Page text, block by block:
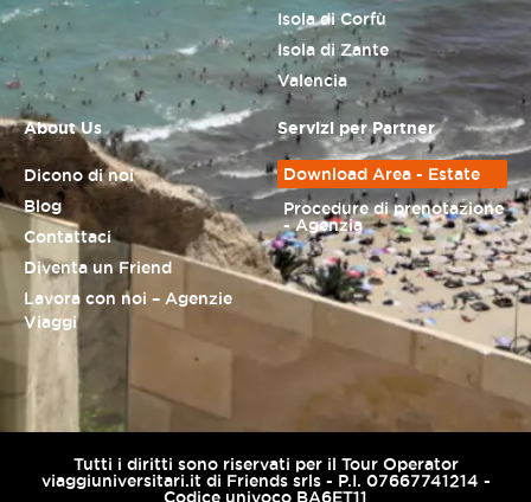
Isola di Corfù
Isola di Zante
Valencia
About Us
Dicono di noi
Blog
Contattaci
Diventa un Friend
Lavora con noi – Agenzie
Viaggi
Servizi per Partner
Download Area - Estate
Procedure di prenotazione
- Agenzia
Tutti i diritti sono riservati per il Tour Operator
viaggiuniversitari.it di Friends srls - P.I. 07667741214 -
Codice univoco BA6ET11